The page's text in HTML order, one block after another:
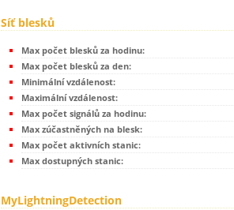
Síť blesků
Max počet blesků za hodinu:
Max počet blesků za den:
Minimální vzdálenost:
Maximální vzdálenost:
Max počet signálů za hodinu:
Max zúčastněných na blesk:
Max počet aktivních stanic:
Max dostupných stanic:
MyLightningDetection